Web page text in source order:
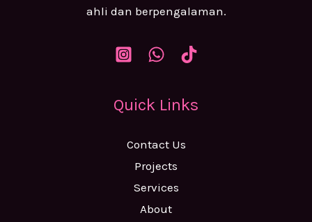
ahli dan berpengalaman.
Quick Links
Contact Us
Projects
Services
About